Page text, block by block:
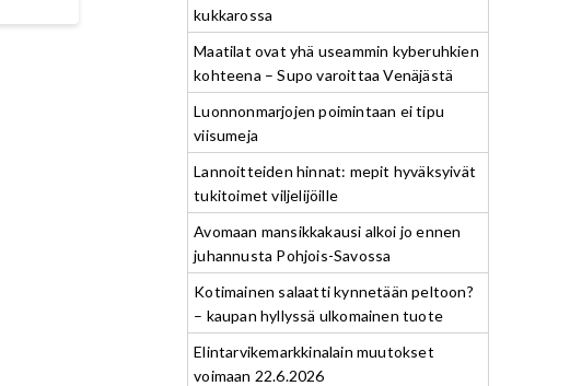
kukkarossa
Maatilat ovat yhä useammin kyberuhkien
kohteena – Supo varoittaa Venäjästä
Luonnonmarjojen poimintaan ei tipu
viisumeja
Lannoitteiden hinnat: mepit hyväksyivät
tukitoimet viljelijöille
Avomaan mansikkakausi alkoi jo ennen
juhannusta Pohjois-Savossa
Kotimainen salaatti kynnetään peltoon?
– kaupan hyllyssä ulkomainen tuote
Elintarvikemarkkinalain muutokset
voimaan 22.6.2026